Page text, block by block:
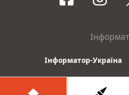
Інформатор-Україна